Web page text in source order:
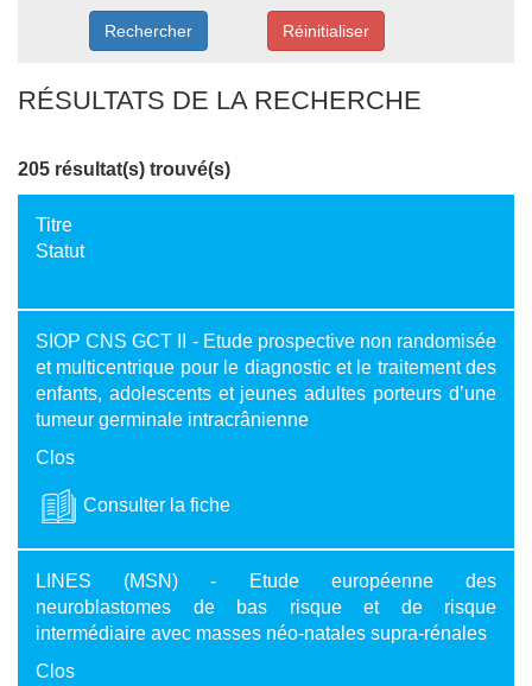
Rechercher Réinitialiser
RÉSULTATS DE LA RECHERCHE
205 résultat(s) trouvé(s)
Titre
Statut
SIOP CNS GCT II - Etude prospective non randomisée
et multicentrique pour le diagnostic et le traitement des
enfants, adolescents et jeunes adultes porteurs d’une
tumeur germinale intracrânienne
Clos
Consulter la fiche
LINES (MSN) - Etude européenne des
neuroblastomes de bas risque et de risque
intermédiaire avec masses néo-natales supra-rénales
Clos